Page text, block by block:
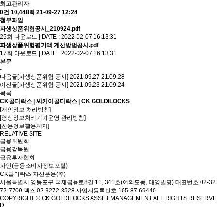
최고관리자
0건 10,448회 21-09-27 12:24
첨부파일
파생상품위험공시_210924.pdf
25회 다운로드 | DATE : 2022-02-07 16:13:31
파생상품위험평가액 계산방법공시.pdf
17회 다운로드 | DATE : 2022-02-07 16:13:31
본문
-
다음글[파생상품위험 공시] 2021.09.27 21.09.28
이전글[파생상품위험 공시] 2021.09.23 21.09.24
목록
CK골디락스 | 씨케이골디락스 | CK GOLDILOCKS
[개인정보 처리방침]
[영상정보처리기기운영 관리방침]
[신용정보활용체제]
RELATIVE SITE
금융위원회
금융감독원
금융투자협회
파인(금융소비자정보포털)
CK골디락스 자산운용(주)
서울특별시 영등포구 국제금융로8길 11, 341호(여의도동, 대영빌딩) 대표번호 02-32
72-7709 팩스 02-3272-8528 사업자등록번호 105-87-69440
COPYRIGHT © CK GOLDILOCKS ASSET MANAGEMENT ALL RIGHTS RESERVE
D